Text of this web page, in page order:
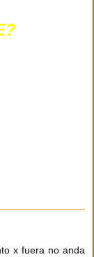
x fuera no anda